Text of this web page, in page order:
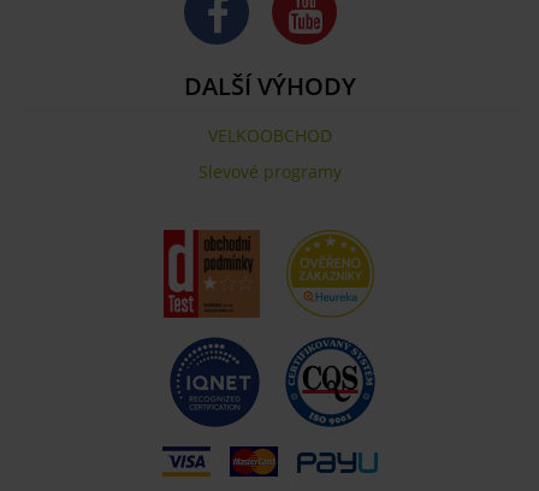
DALŠÍ VÝHODY
VELKOOBCHOD
Slevové programy